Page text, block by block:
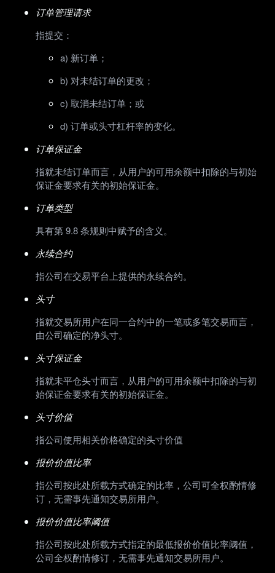
订单管理请求
指提交：
a) 新订单；
b) 对未结订单的更改；
c) 取消未结订单；或
d) 订单或头寸杠杆率的变化。
订单保证金
指就未结订单而言，从用户的可用余额中扣除的与初始
保证金要求有关的初始保证金。
订单类型
具有第 9.8 条规则中赋予的含义。
永续合约
指公司在交易平台上提供的永续合约。
头寸
指就交易所用户在同一合约中的一笔或多笔交易而言，
由公司确定的净头寸。
头寸保证金
指就未平仓头寸而言，从用户的可用余额中扣除的与初
始保证金要求有关的初始保证金。
头寸价值
指公司使用相关价格确定的头寸价值
报价价值比率
指公司按此处所载方式确定的比率，公司可全权酌情修
订，无需事先通知交易所用户。
报价价值比率阈值
指公司按此处所载方式指定的最低报价价值比率阈值，
公司全权酌情修订，无需事先通知交易所用户。